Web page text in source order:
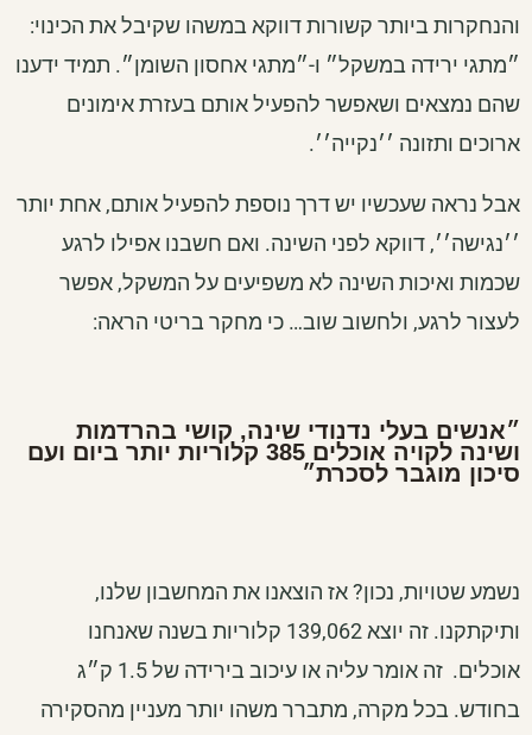
והנחקרות ביותר קשורות דווקא במשהו שקיבל את הכינוי:
״מתגי ירידה במשקל״ ו-״מתגי אחסון השומן״. תמיד ידענו
שהם נמצאים ושאפשר להפעיל אותם בעזרת אימונים
ארוכים ותזונה ׳׳נקייה׳׳.
אבל נראה שעכשיו יש דרך נוספת להפעיל אותם, אחת יותר
׳׳נגישה׳׳, דווקא לפני השינה. ואם חשבנו אפילו לרגע
שכמות ואיכות השינה לא משפיעים על המשקל, אפשר
לעצור לרגע, ולחשוב שוב… כי מחקר בריטי הראה:
״אנשים בעלי נדנודי שינה, קושי בהרדמות
ושינה לקויה אוכלים 385 קלוריות יותר ביום ועם
סיכון מוגבר לסכרת״
נשמע שטויות, נכון? אז הוצאנו את המחשבון שלנו,
ותיקתקנו. זה יוצא 139,062 קלוריות בשנה שאנחנו
אוכלים. זה אומר עליה או עיכוב בירידה של 1.5 ק״ג
בחודש. בכל מקרה, מתברר משהו יותר מעניין מהסקירה